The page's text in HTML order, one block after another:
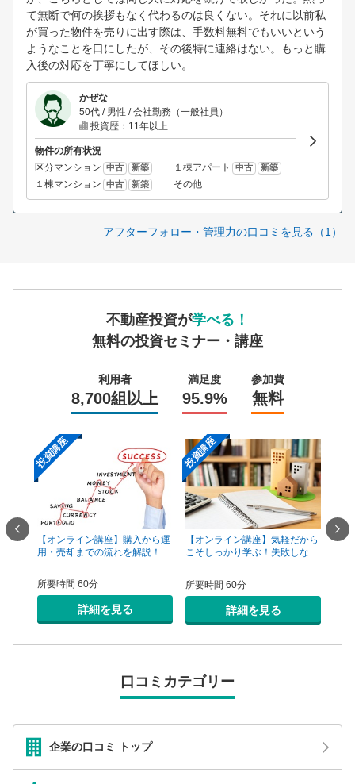
て無断で何の挨拶もなく代わるのは良くない。それに以前私
が買った物件を売りに出す際は、手数料無料でもいいという
ようなことを口にしたが、その後特に連絡はない。もっと購
入後の対応を丁寧にしてほしい。
かぜな
50代 / 男性 / 会社勤務（一般社員）
投資歴：11年以上
物件の所有状況
区分マンション 中古 新築 １棟アパート 中古 新築
１棟マンション 中古 新築 その他
アフターフォロー・管理力の口コミを見る（1）
不動産投資が学べる！
無料の投資セミナー・講座
利用者
8,700組以上
満足度
95.9%
参加費
無料
手は
投資講座
【オンライン講座】購入から運
用・売却までの流れを解説！...
所要時間 60分
詳細を見る
投資講座
【オンライン講座】気軽だから
こそしっかり学ぶ！失敗しな...
所要時間 60分
詳細を見る
【オ
口コミカテゴリー
企業の口コミ トップ